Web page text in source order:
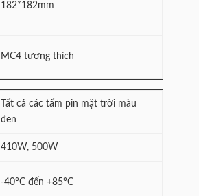
182*182mm
MC4 tương thích
Tất cả các tấm pin mặt trời màu
đen
410W, 500W
-40°C đến +85°C